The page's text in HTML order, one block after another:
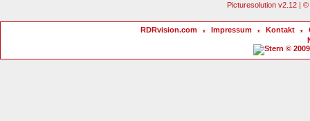
Picturesolution v2.12 |
RDRvision.com * Impressum * Kontakt *
©